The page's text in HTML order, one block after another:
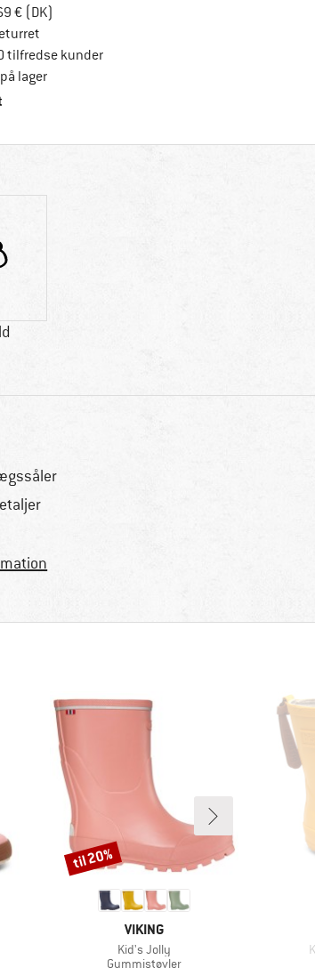
€ (DK)
Gå til returretten her Åbnes i en infoboks
tilfredse kunder
lager
Vi er Trustpilot-certificeret - oplysningerne får du
MÆRKE
VIKING
Artikel
Kid's Jolly
Produktgruppe
Gummistøvler
Rabat
til 20%